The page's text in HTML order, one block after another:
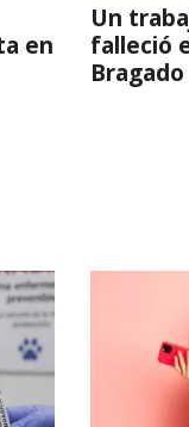
en
Un
falleció
Bragado